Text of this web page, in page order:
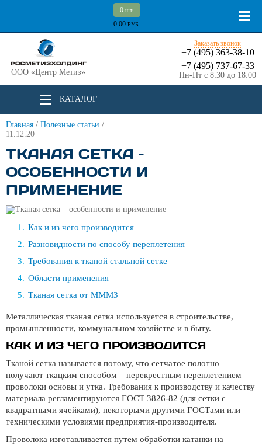
0 шт.
0.00 РУБ.
ООО «Центр Метиз»
Заказать звонок
+7 (495) 363-38-10
+7 (495) 737-67-33
Пн-Пт с 8:30 до 18:00
КАТАЛОГ
Главная / Полезные статьи /
11.12.20
ТКАНАЯ СЕТКА –
ОСОБЕННОСТИ И
ПРИМЕНЕНИЕ
Как и из чего производится
Разновидности по способу переплетения
Требования к тканой стальной сетке
Области применения
Тканая сетка от МММЗ
Металлическая тканая сетка используется в строительстве,
промышленности, коммунальном хозяйстве и в быту.
КАК И ИЗ ЧЕГО ПРОИЗВОДИТСЯ
Тканой сетка называется потому, что сетчатое полотно
получают ткацким способом – перекрестным переплетением
проволоки основы и утка. Требования к производству и качеству
материала регламентируются ГОСТ 3826-82 (для сетки с
квадратными ячейками), некоторыми другими ГОСТами или
техническими условиями предприятия-производителя.
Проволока изготавливается путем обработки катанки на